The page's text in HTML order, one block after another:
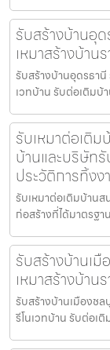
รับสร้างบ้านอุ
เหมาสร้างบ้าน
รับสร้างบ้านอุดรธานี
เวทบ้าน รับต่อเติมบ้
รับเหมาต่อเติ
บ้านและบริษัทรั
ประวัติการทิ้ง
รับเหมาต่อเติมบ้าน
ก่อสร้างที่ได้มาตรฐา
รับสร้างบ้านเ
เหมาสร้างบ้าน
รับสร้างบ้านเมืองชล
รีโนเวทบ้าน รับต่อเ